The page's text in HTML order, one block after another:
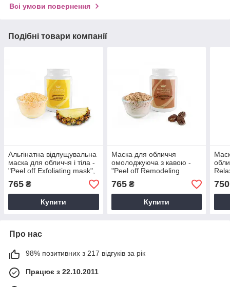
Всі умови повернення
Подібні товари компанії
Альгінатна відлущувальна
маска для обличчя і тіла -
"Peel off Exfoliating mask",
200 м
765 ₴
Купити
Маска для обличчя
омолоджуюча з кавою -
"Peel off Remodeling
Espresso mask", 200 г
765₴
Купити
750
Про нас
98% позитивних з 217 відгуків за рік
Працює з 22.10.2011